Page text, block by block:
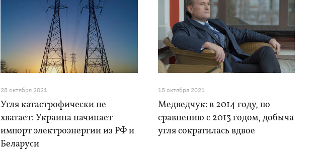
28 октября 2021
Угля катастрофически не
хватает: Украина начинает
импорт электроэнергии из РФ и
Беларуси
15 октября 2021
Медведчук: в 2014 году, по
сравнению с 2013 годом, добыча
угля сократилась вдвое